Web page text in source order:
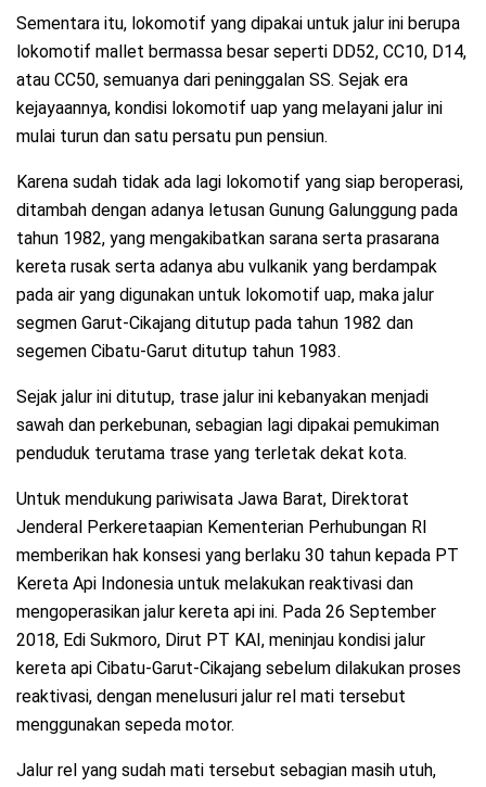
Sementara itu, lokomotif yang dipakai untuk jalur ini berupa
lokomotif mallet bermassa besar seperti DD52, CC10, D14,
atau CC50, semuanya dari peninggalan SS. Sejak era
kejayaannya, kondisi lokomotif uap yang melayani jalur ini
mulai turun dan satu persatu pun pensiun.
Karena sudah tidak ada lagi lokomotif yang siap beroperasi,
ditambah dengan adanya letusan Gunung Galunggung pada
tahun 1982, yang mengakibatkan sarana serta prasarana
kereta rusak serta adanya abu vulkanik yang berdampak
pada air yang digunakan untuk lokomotif uap, maka jalur
segmen Garut-Cikajang ditutup pada tahun 1982 dan
segemen Cibatu-Garut ditutup tahun 1983.
Sejak jalur ini ditutup, trase jalur ini kebanyakan menjadi
sawah dan perkebunan, sebagian lagi dipakai pemukiman
penduduk terutama trase yang terletak dekat kota.
Untuk mendukung pariwisata Jawa Barat, Direktorat
Jenderal Perkeretaapian Kementerian Perhubungan RI
memberikan hak konsesi yang berlaku 30 tahun kepada PT
Kereta Api Indonesia untuk melakukan reaktivasi dan
mengoperasikan jalur kereta api ini. Pada 26 September
2018, Edi Sukmoro, Dirut PT KAI, meninjau kondisi jalur
kereta api Cibatu-Garut-Cikajang sebelum dilakukan proses
reaktivasi, dengan menelusuri jalur rel mati tersebut
menggunakan sepeda motor.
Jalur rel yang sudah mati tersebut sebagian masih utuh,